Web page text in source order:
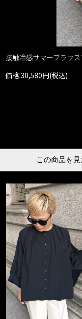
接触冷感サマーブラウ
価格:30,580円(税込)
この商品を